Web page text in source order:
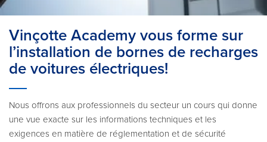
Vinçotte Academy vous forme sur
l’installation de bornes de recharges
de voitures électriques!
Nous offrons aux professionnels du secteur un cours qui donne
une vue exacte sur les informations techniques et les
exigences en matière de réglementation et de sécurité